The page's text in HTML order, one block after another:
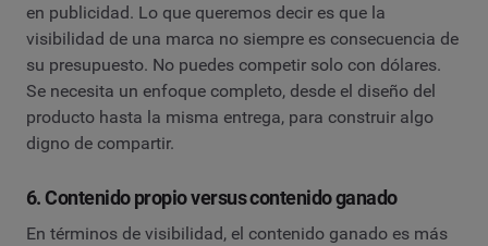
en publicidad. Lo que queremos decir es que la
visibilidad de una marca no siempre es consecuencia de
su presupuesto. No puedes competir solo con dólares.
Se necesita un enfoque completo, desde el diseño del
producto hasta la misma entrega, para construir algo
digno de compartir.
6. Contenido propio versus contenido ganado
En términos de visibilidad, el contenido ganado es más